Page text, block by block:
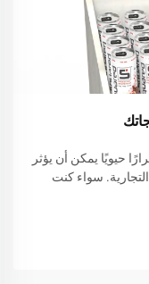
حيويًا يمكن أن يؤثر
سواء كنت